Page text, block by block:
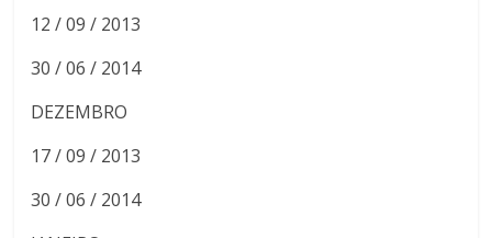
12 / 09 / 2013
30 / 06 / 2014
DEZEMBRO
17 / 09 / 2013
30 / 06 / 2014